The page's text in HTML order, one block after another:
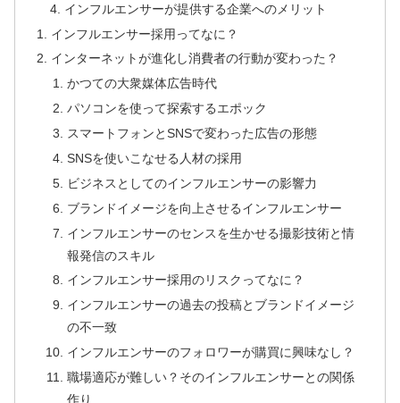
インフルエンサーが提供する企業へのメリット
インフルエンサー採用ってなに？
インターネットが進化し消費者の行動が変わった？
かつての大衆媒体広告時代
パソコンを使って探索するエポック
スマートフォンとSNSで変わった広告の形態
SNSを使いこなせる人材の採用
ビジネスとしてのインフルエンサーの影響力
ブランドイメージを向上させるインフルエンサー
インフルエンサーのセンスを生かせる撮影技術と情
報発信のスキル
インフルエンサー採用のリスクってなに？
インフルエンサーの過去の投稿とブランドイメージ
の不一致
インフルエンサーのフォロワーが購買に興味なし？
職場適応が難しい？そのインフルエンサーとの関係
作り